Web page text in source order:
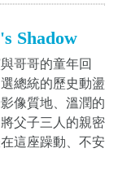
Shadow
哥哥的童年回
總統的歷史動盪
像質地、溫潤的
父子三人的親密
這座躁動、不安